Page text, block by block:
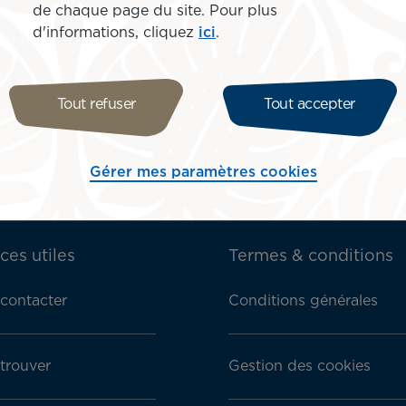
utiles Termes & conditions
Conditions générales
Gestion des cookies
de chaque page du site. Pour plus
d'informations, cliquez ici.
Tout refuser Tout accepter
Gérer mes paramètres cookies